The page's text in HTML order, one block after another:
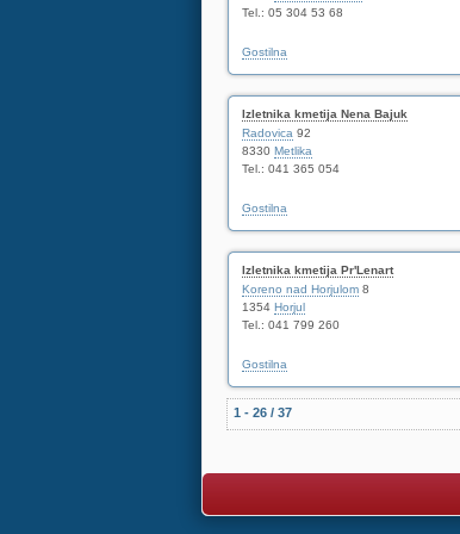
Tel.: 05 304 53 68
Gostilna
Izletnika kmetija Nena Bajuk
Radovica 92
8330 Metlika
Tel.: 041 365 054
Gostilna
Izletnika kmetija Pr'Lenart
Koreno nad Horjulom8
1354 Horjul
Tel.: 041 799 260
Gostilna
1 - 26 / 37